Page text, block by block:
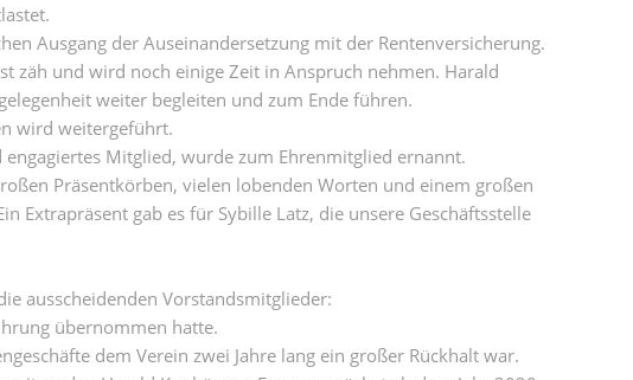
Ausgang der Auseinandersetzung mit der Rentenversicherung.
zäh und wird noch einige Zeit in Anspruch nehmen. Harald
weiter begleiten und zum Ende führen.
wird weitergeführt.
Mitglied, wurde zum Ehrenmitglied ernannt.
Präsentkörben, vielen lobenden Worten und einem großen
Extrapräsent gab es für Sybille Latz, die unsere Geschäftsstelle
ausscheidenden Vorstandsmitglieder:
übernommen hatte.
dem Verein zwei Jahre lang ein großer Rückhalt war.